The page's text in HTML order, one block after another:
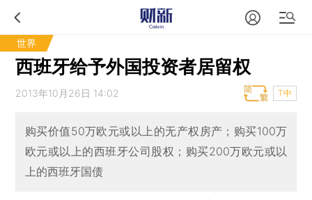
世界
西班牙给予外国投资者居留权
2013年10月26日 14:02 T中
购买价值50万欧元或以上的无产权房产；购买100万
欧元或以上的西班牙公司股权；购买200万欧元或以
上的西班牙国债